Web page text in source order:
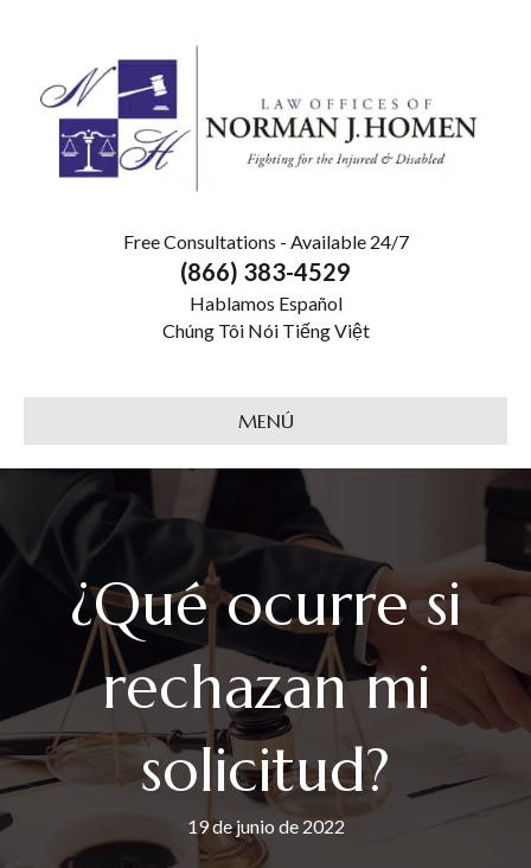
Free Consultations - Available 24/7
(866) 383-4529
Hablamos Español
Chúng Tôi Nói Tiếng Việt
MENÚ
¿Qué ocurre si
rechazan mi
solicitud?
19 de junio de 2022